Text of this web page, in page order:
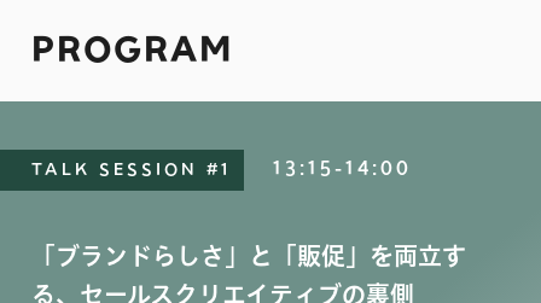
PROGRAM
TALK SESSION #1 13:15-14:00
「ブランドらしさ」と「販促」を両立す
る、セールスクリエイティブの裏側